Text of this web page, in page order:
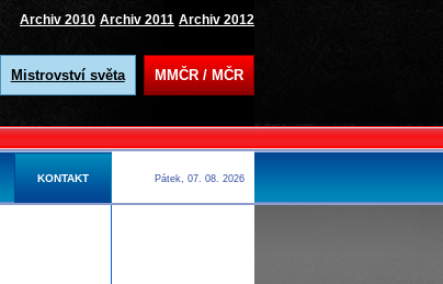
Archiv 2010 Archiv 2011 Archiv 2012
MMČR / MČR
Mistrovství světa
Pátek, 07. 08. 2026
KONTAKT